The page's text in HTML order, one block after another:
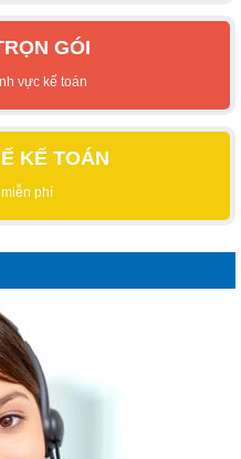
GÓI
vực kế toán
KẾ TOÁN
phí